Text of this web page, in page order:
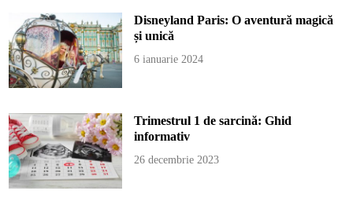
Disneyland Paris: O aventură magică
și unică
6 ianuarie 2024
Trimestrul 1 de sarcină: Ghid
informativ
26 decembrie 2023